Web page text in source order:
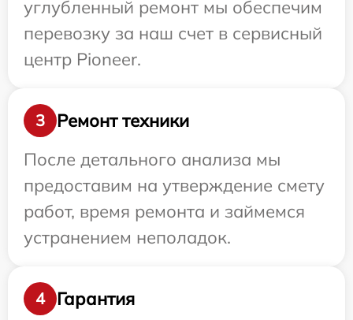
углубленный ремонт мы обеспечим
перевозку за наш счет в сервисный
центр Pioneer.
3
Ремонт техники
После детального анализа мы
предоставим на утверждение смету
работ, время ремонта и займемся
устранением неполадок.
4
Гарантия